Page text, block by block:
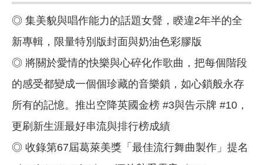
◎ 集美貌與唱作能力的話題女聲，睽違2年半的全
新專輯，限量特別版封面與奶油色彩膠版
◎ 將關於愛情的快樂與心碎化作歌曲，把每個階段
的感受都變成一個個珍藏的音樂鎖，如心鎖般永存
所有的記憶。推出空降英國金榜 #3與告示牌 #10，
更刷新生涯最好串流與排行榜成績
◎ 收錄第67屆葛萊美獎「最佳流行舞曲製作」提名